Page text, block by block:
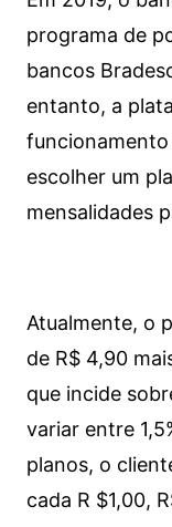
programa de
bancos
entanto, a
funcionamento
escolher um
mensalidades
Atualmente, o
de R$ 4,90
que incide
variar entre
planos, o
cada R $1,00,